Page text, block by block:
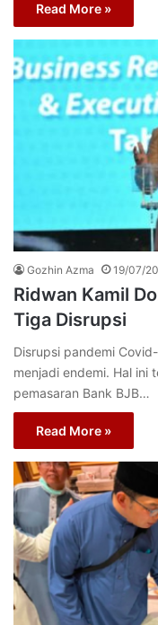
Read More »
Gozhin Azma 19/07/
Ridwan Kamil
Tiga Disrupsi
Disrupsi pandemi
menjadi endemi. Hal ini
pemasaran Bank BJB…
Read More »